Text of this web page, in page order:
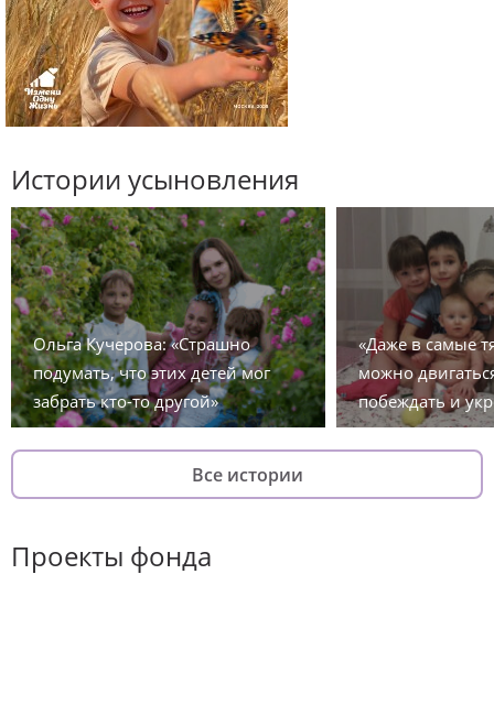
Истории усыновления
Ольга Кучерова: «Страшно
подумать, что этих детей мог
забрать кто-то другой»
«Даже в самые
можно
побеждать и
Все истории
Проекты фонда